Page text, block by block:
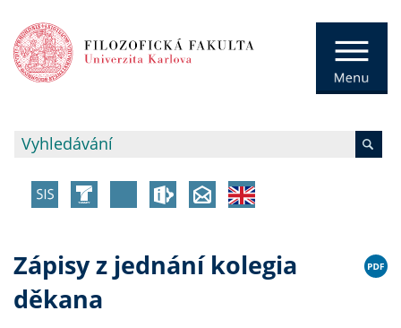
Zápisy z jednání kolegia
děkana